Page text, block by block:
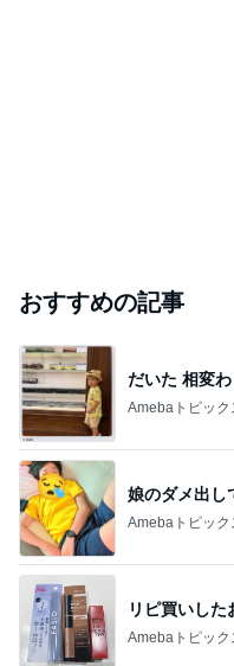
おすすめの記事
だいた 相変
Amebaトピック
娘のダメ出し
Amebaトピック
リピ買いした
Amebaトピック